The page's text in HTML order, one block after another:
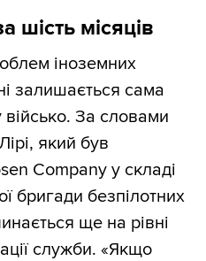
шість місяців
іноземних
залишається сама
військо. За словами
який був
Company у складі
бригади безпілотних
ще на рівні
служби. «Якщо